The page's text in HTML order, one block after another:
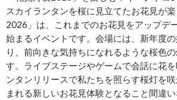
スカイランタンを桜に見立てたお花見が
2026」は、これまでのお花見をアップデ
始まるイベントです。会場には、新年度
り、前向きな気持ちになれるような桜色
す。ライブステージやゲームで会話に花
ンタンリリースで私たちを照らす桜灯を
まれる新しいお花見体験となること間違い